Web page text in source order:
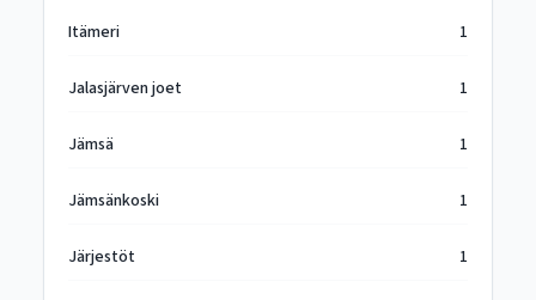
Itämeri 1
Jalasjärven joet 1
Jämsä 1
Jämsänkoski 1
Järjestöt 1